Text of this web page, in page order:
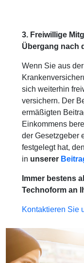
3. Freiwillige
Übergang nach
Wenn Sie aus
sich weiterhin
versichern. Der
ermäßigten
Einkommens
der Gesetzgeber
festgelegt hat,
in unserer
Immer bestens
Technoform an
Kontaktieren Sie